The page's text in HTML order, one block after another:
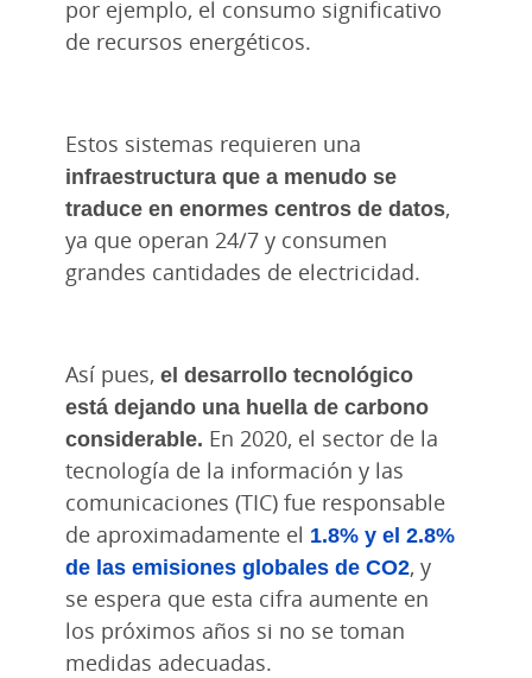
por ejemplo, el consumo significativo
de recursos energéticos.
Estos sistemas requieren una
infraestructura que a menudo se
traduce en enormes centros de datos,
ya que operan 24/7 y consumen
grandes cantidades de electricidad.
Así pues, el desarrollo tecnológico
está dejando una huella de carbono
considerable. En 2020, el sector de la
tecnología de la información y las
comunicaciones (TIC) fue responsable
de aproximadamente el 1.8% y el 2.8%
de las emisiones globales de CO2, y
se espera que esta cifra aumente en
los próximos años si no se toman
medidas adecuadas.